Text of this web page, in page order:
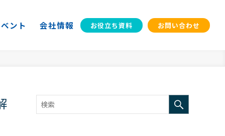
ント 会社情報 お役立ち資料 お問い合わせ